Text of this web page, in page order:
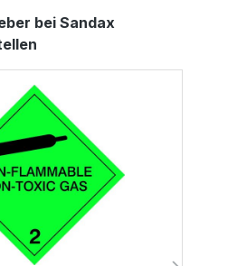
bei Sandax